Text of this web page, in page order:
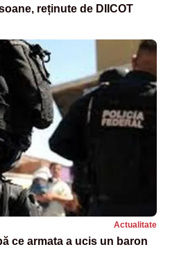
reținute de DIICOT
Actualitate
ce armata a ucis un baron